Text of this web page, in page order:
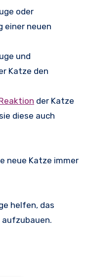
oder
einer neuen
und
Katze den
der Katze
diese auch
neue Katze immer
helfen, das